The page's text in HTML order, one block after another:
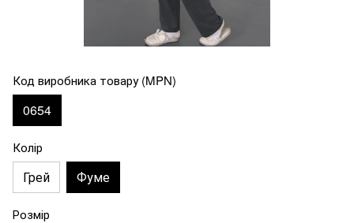
Код виробника товару (MPN)
0654
Колір
Грей Фуме
Розмір